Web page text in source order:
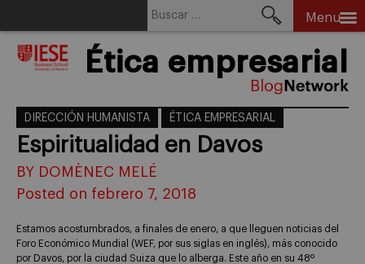
Menu
Ética empresarial
DIRECCIÓN HUMANISTA ÉTICA EMPRESARIAL
Espiritualidad en Davos
BY DOMÈNEC MELÉ
Posted on febrero 7, 2018
Estamos acostumbrados, a finales de enero, a que lleguen noticias del
Foro Económico Mundial (WEF, por sus siglas en inglés), más conocido
por Davos, por la ciudad Suiza que lo alberga. Este año en su 48º